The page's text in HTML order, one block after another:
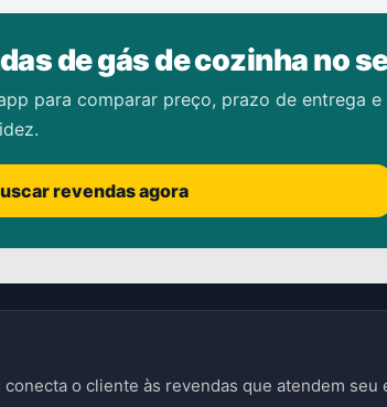
de gás de cozinha no
para comparar preço, prazo de entrega
revendas agora
conecta o cliente às revendas que atendem